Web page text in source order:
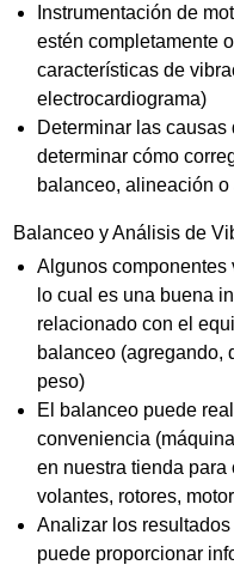
Instrumentación de
estén completamente
características de
electrocardiograma)
Determinar las
determinar cómo
balanceo, alineación
Balanceo y Análisis de
Algunos componentes
lo cual es una buena
relacionado con el
balanceo (agregando,
peso)
El balanceo puede
conveniencia
en nuestra tienda
volantes, rotores,
Analizar los
puede proporcionar